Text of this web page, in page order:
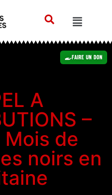
Faire un Don
A
–
Mois de
noirs en